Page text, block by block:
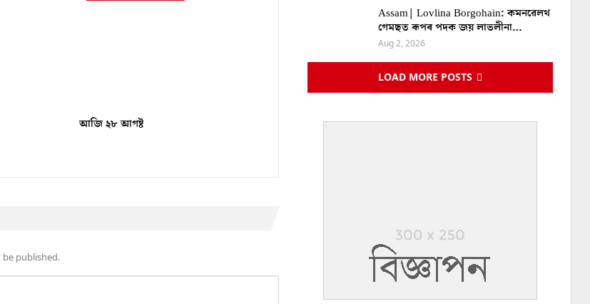
আজি ২৮ আগষ্ট
be published.
Assam| Lovlina Borgohain: কমনৱেলথ
গেমছত ৰূপৰ পদক জয় লাভলীনা…
Aug 2, 2026
LOAD MORE POSTS